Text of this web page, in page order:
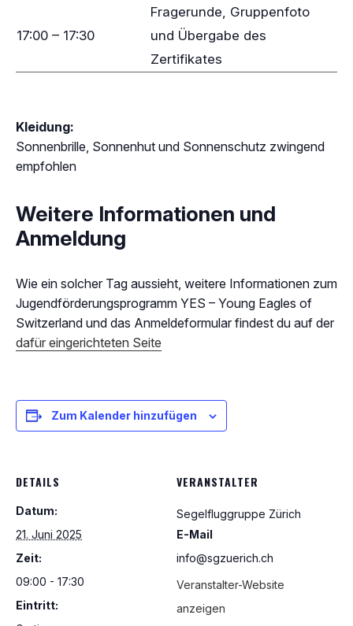
17:00 – 17:30
Fragerunde, Gruppenfoto
und Übergabe des
Zertifikates
Kleidung:
Sonnenbrille, Sonnenhut und Sonnenschutz zwingend
empfohlen
Weitere Informationen und
Anmeldung
Wie ein solcher Tag aussieht, weitere Informationen zum
Jugendförderungsprogramm YES – Young Eagles of
Switzerland und das Anmeldeformular findest du auf der
dafür eingerichteten Seite
Zum Kalender hinzufügen
DETAILS
Datum:
21. Juni 2025
Zeit:
09:00 - 17:30
Eintritt:
VERANSTALTER
Segelfluggruppe Zürich
E-Mail
info@sgzuerich.ch
Veranstalter-Website
anzeigen